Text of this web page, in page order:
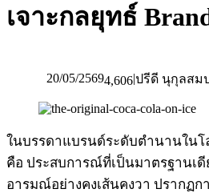
เจาะกลยุทธ์
20/05/25694,606|ปรีดี นุกุลสม
ในบรรดาแบรนด์ระดับตำนานในโ
คือ ประสบการณ์ที่เป็นมาตรฐานเ
อารมณ์อย่างคงเส้นคงวา ปรากฏ